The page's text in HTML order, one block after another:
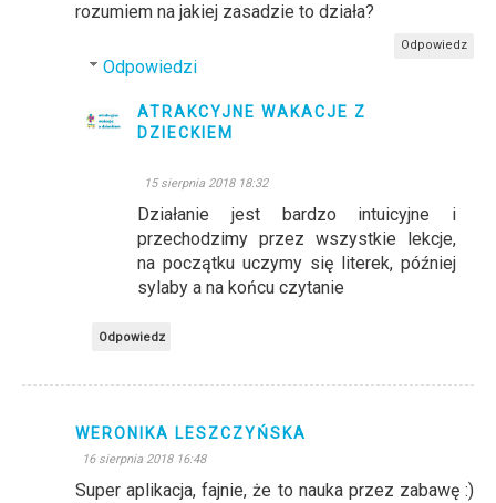
rozumiem na jakiej zasadzie to działa?
Odpowiedz
Odpowiedzi
ATRAKCYJNE WAKACJE Z
DZIECKIEM
15 sierpnia 2018 18:32
Działanie jest bardzo intuicyjne i
przechodzimy przez wszystkie lekcje,
na początku uczymy się literek, później
sylaby a na końcu czytanie
Odpowiedz
WERONIKA LESZCZYŃSKA
16 sierpnia 2018 16:48
Super aplikacja, fajnie, że to nauka przez zabawę :)